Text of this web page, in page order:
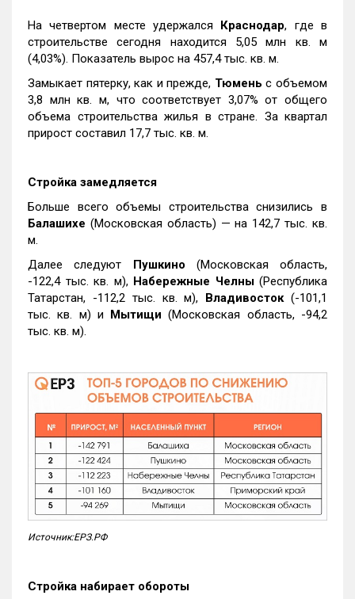
На четвертом месте удержался Краснодар, где в
строительстве сегодня находится 5,05 млн кв. м
(4,03%). Показатель вырос на 457,4 тыс. кв. м.
Замыкает пятерку, как и прежде, Тюмень с объемом
3,8 млн кв. м, что соответствует 3,07% от общего
объема строительства жилья в стране. За квартал
прирост составил 17,7 тыс. кв. м.
Стройка замедляется
Больше всего объемы строительства снизились в
Балашихе (Московская область) — на 142,7 тыс. кв.
м.
Далее следуют Пушкино (Московская область,
-122,4 тыс. кв. м), Набережные Челны(Республика
Татарстан, -112,2 тыс. кв. м), Владивосток(-101,1
тыс. кв. м) и Мытищи (Московская область, -94,2
тыс. кв. м).
Источник:ЕРЗ.РФ
Стройка набирает обороты